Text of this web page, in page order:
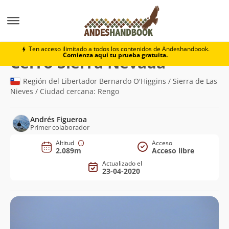
Ten acceso ilimitado a todos los contenidos de Andeshandbook.
Comienza aquí tu prueba gratuita.
Cerro Sierra Nevada
Cerro Sierra Nevada(2.089m)
Región del Libertador Bernardo O'Higgins / Sierra de Las
Nieves / Ciudad cercana: Rengo
Andrés Figueroa
Primer colaborador
Altitud
2.089m
Acceso
Acceso libre
Actualizado el
23-04-2020